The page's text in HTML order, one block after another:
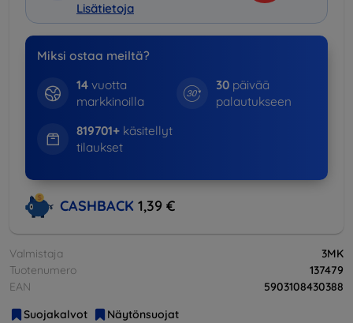
Lisätietoja
Miksi ostaa meiltä?
14vuotta
markkinoilla
30 päivää
palautukseen
819701+käsitellyt
tilaukset
CASHBACK 1,39 €
Valmistaja
3MK
Tuotenumero
137479
EAN
5903108430388
Suojakalvot
Näytönsuojat